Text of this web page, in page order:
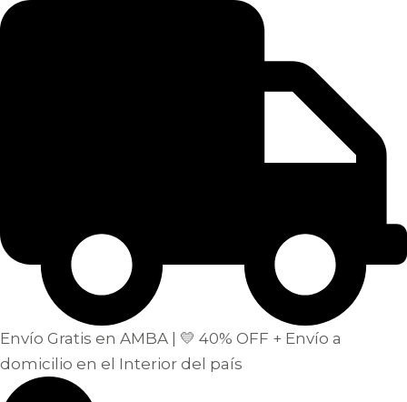
Envío Gratis en AMBA | 💛 40% OFF + Envío a
domicilio en el Interior del país